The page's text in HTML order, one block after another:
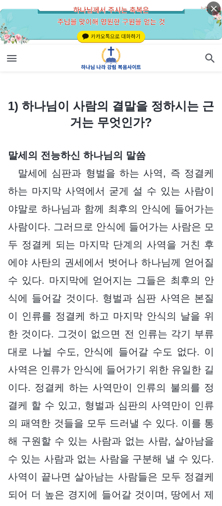
1) 하나님이 사람의 결말을 정하시는 근거는 무엇인가?
1) 하나님이 사람의 결말을 정하시는 근
거는 무엇인가?
말세의 전능하신 하나님의 말씀
말세에 심판과 형벌을 하는 사역, 즉 정결케
하는 마지막 사역에서 굳게 설 수 있는 사람이
야말로 하나님과 함께 최후의 안식에 들어가는
사람이다. 그러므로 안식에 들어가는 사람은 모
두 정결케 되는 마지막 단계의 사역을 거친 후
에야 사탄의 권세에서 벗어나 하나님께 얻어질
수 있다. 마지막에 얻어지는 그들은 최후의 안
식에 들어갈 것이다. 형벌과 심판 사역은 본질
이 인류를 정결케 하고 마지막 안식의 날을 위
한 것이다. 그것이 없으면 전 인류는 각기 부류
대로 나뉠 수도, 안식에 들어갈 수도 없다. 이
사역은 인류가 안식에 들어가기 위한 유일한 길
이다. 정결케 하는 사역만이 인류의 불의를 정
결케 할 수 있고, 형벌과 심판의 사역만이 인류
의 패역한 것들을 모두 드러낼 수 있다. 이를 통
해 구원할 수 있는 사람과 없는 사람, 살아남을
수 있는 사람과 없는 사람을 구분해 낼 수 있다.
사역이 끝나면 살아남는 사람들은 모두 정결케
되어 더 높은 경지에 들어갈 것이며, 땅에서 제